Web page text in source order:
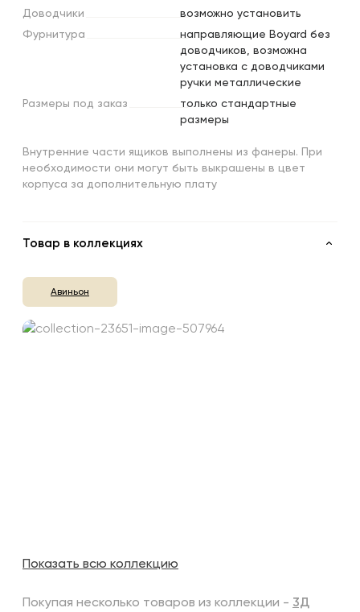
Доводчики
возможно установить
Фурнитура
направляющие Boyard без
доводчиков, возможна
установка с доводчиками
ручки металлические
Размеры под заказ
только стандартные
размеры
Внутренние части ящиков выполнены из фанеры. При
необходимости они могут быть выкрашены в цвет
корпуса за дополнительную плату
Товар в коллекциях
Авиньон
Показать всю коллекцию
Покупая несколько товаров из коллекции - 3Д